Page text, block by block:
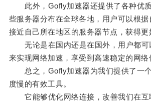
此外，Gofly加速器还提供了各种优质
些服务器分布在全球各地，用户可以根
接近自己所在地区的服务器节点，获得更
无论是在国内还是在国外，用户都可
来实现网络加速，享受到高速稳定的网络
总之，Gofly加速器为我们提供了一个
度慢的有效工具。
它能够优化网络连接，改善我们在互